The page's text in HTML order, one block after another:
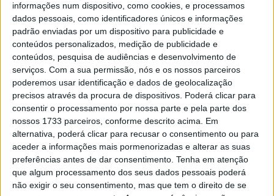
informações num dispositivo, como cookies, e processamos
dados pessoais, como identificadores únicos e informações
padrão enviadas por um dispositivo para publicidade e
conteúdos personalizados, medição de publicidade e
conteúdos, pesquisa de audiências e desenvolvimento de
serviços. Com a sua permissão, nós e os nossos parceiros
poderemos usar identificação e dados de geolocalização
precisos através da procura de dispositivos. Poderá clicar para
consentir o processamento por nossa parte e pela parte dos
nossos 1733 parceiros, conforme descrito acima. Em
alternativa, poderá clicar para recusar o consentimento ou para
aceder a informações mais pormenorizadas e alterar as suas
preferências antes de dar consentimento. Tenha em atenção
que algum processamento dos seus dados pessoais poderá
não exigir o seu consentimento, mas que tem o direito de se
Pastelaria do Palácio; Pizza Hut; Quiosque Jota Cake
(Piso -2); Santa Grelha e Soupa.
Cada um dos restaurantes ou espaços de restauração
apresenta menus variados que poderão ser conhecidos
na consulta do regulamento desta campanha, disponível
em
www.palaciodogelo.pt
O Palácio do Gelo Shopping, os Cinemas NOS e os
restaurantes do centro comercial adotam todos os
procedimentos de higiene e segurança emanados pela
Direção-Geral da Saúde, o que assegura aos clientes e